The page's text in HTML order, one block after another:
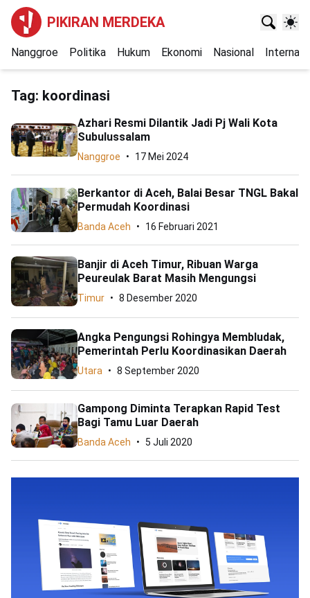
PIKIRAN MERDEKA
Nanggroe Politika Hukum Ekonomi Nasional
Tag: koordinasi
Azhari Resmi Dilantik Jadi Pj Wali Kota
Subulussalam
Nanggroe 17 Mei 2024
Berkantor di Aceh, Balai Besar TNGL Bakal
Permudah Koordinasi
Banda Aceh 16 Februari 2021
Banjir di Aceh Timur, Ribuan Warga
Peureulak Barat Masih Mengungsi
Timur 8 Desember 2020
Angka Pengungsi Rohingya Membludak,
Pemerintah Perlu Koordinasikan Daerah
Utara 8 September 2020
Gampong Diminta Terapkan Rapid Test
Bagi Tamu Luar Daerah
Banda Aceh 5 Juli 2020